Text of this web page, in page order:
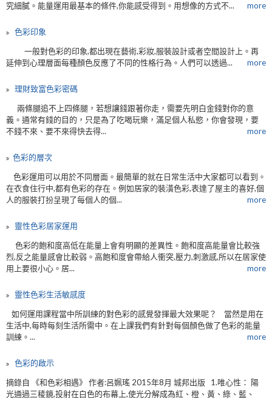
究細膩。能量運用最基本的條件,你能感受得到。用想像的方式不...
more
色彩印象
一般對色彩的印象,都出現在藝術,彩妝,服裝設計或者空間設計上。再
延伸到心理層面每種顏色反應了不同的性格行為。人們可以透過...
more
理財致富色彩密碼
兩條腿追不上四條腿，若想讓錢跟著你走，需要先明白金錢對你的意
義。通常有錢的目的，只是為了吃喝玩樂，滿足個人私慾，你會發現，要
不錢不來、要不來得快去得...
more
​色彩的層次
色彩運用可以用於不同層面。最簡單的就在日常生活中大家都可以看到。
在衣食住行中,都有色彩的存在。例如居家的裝潢色彩,表達了屋主的喜好,個
人的服裝打扮呈現了每個人的個...
more
靈性色彩居家運用
色彩的飽和度高低在能量上會有明顯的差異性。飽和度高能量會比較強
烈,反之能量感會比較弱。高飽和度會帶給人衝突,壓力,刺激感,所以在居家使
用上要很小心。居...
more
靈性色彩生活敏感度
如何運用課程當中所訓練的對色彩的感覺發揮最大效果呢？ 當然是用在
生活中,每時每刻生活所需中。在上課我們有針對每個顏色做了色彩的能量
訓練。...
more
色彩的啟示
摘錄自 《和色彩相遇》 作者:呂姵瑤 2015年8月 城邦出版 1.唯心性： 陽
光通過三稜鏡,投射在白色的布幕上,使光分解成為紅、橙、黃、綠、藍、